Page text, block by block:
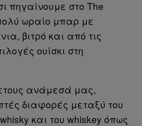
πηγαίνουμε στο Τhe
ωραίο μπαρ με
βιτρό και από τις
ουίσκι στη
ανάμεσά μας,
διαφορές μεταξύ του
και του whiskey όπως